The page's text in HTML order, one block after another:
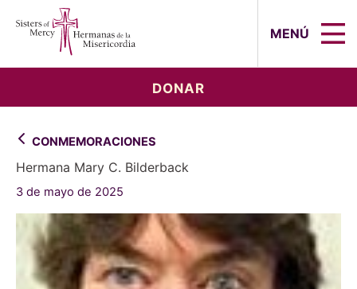
MENÚ
DONAR
CONMEMORACIONES
Hermana Mary C. Bilderback
3 de mayo de 2025